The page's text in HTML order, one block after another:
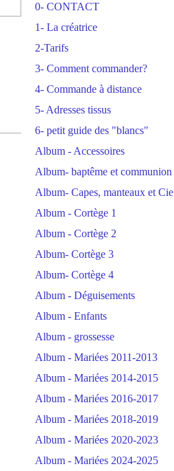
0- CONTACT
1- La créatrice
2-Tarifs
3- Comment commander?
4- Commande à distance
5- Adresses tissus
6- petit guide des "blancs"
Album - Accessoires
Album- baptême et communion
Album- Capes, manteaux et Cie
Album - Cortège 1
Album - Cortège 2
Album- Cortège 3
Album- Cortège 4
Album - Déguisements
Album - Enfants
Album - grossesse
Album - Mariées 2011-2013
Album - Mariées 2014-2015
Album - Mariées 2016-2017
Album - Mariées 2018-2019
Album - Mariées 2020-2023
Album - Mariées 2024-2025